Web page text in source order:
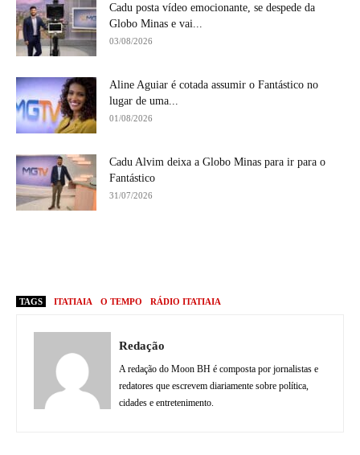
Cadu posta vídeo emocionante, se despede da
Globo Minas e vai...
03/08/2026
Aline Aguiar é cotada assumir o Fantástico no
lugar de uma...
01/08/2026
Cadu Alvim deixa a Globo Minas para ir para o
Fantástico
31/07/2026
TAGS ITATIAIA O TEMPO RÁDIO ITATIAIA
Redação
A redação do Moon BH é composta por jornalistas e
redatores que escrevem diariamente sobre política,
cidades e entretenimento.